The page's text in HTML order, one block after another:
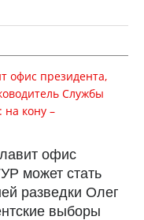
офис
может стать
разведки Олег
выборы